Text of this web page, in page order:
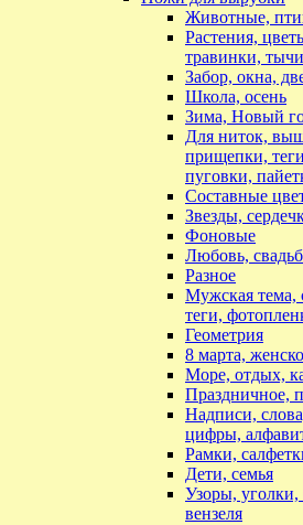
Животные,
Растения,
травинки,
Забор, окна,
Школа, осень
Зима, Новый
Для ниток,
прищепки,
пуговки,
Составные
Звезды,
Фоновые
Любовь,
Разное
Мужская тема,
теги,
Геометрия
8 марта,
Море, отдых,
Праздничное,
Надписи,
цифры,
Рамки,
Дети, семья
Узоры,
вензеля